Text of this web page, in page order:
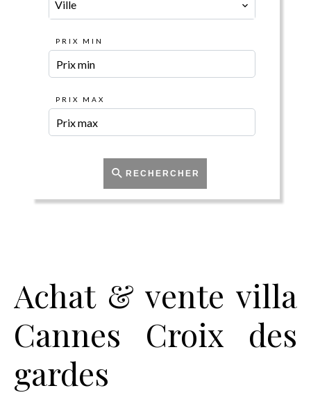
Ville
PRIX MIN
PRIX MAX
RECHERCHER
Achat & vente villa
Cannes Croix des
gardes